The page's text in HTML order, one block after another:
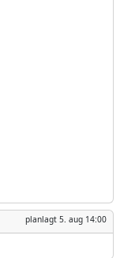
planlagt 5. aug 14:00